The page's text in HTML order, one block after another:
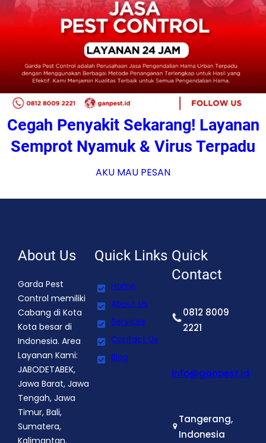
Cegah Penyakit Sekarang! Layanan
Semprot Nyamuk & Virus Terpadu
AKU MAU PESAN
About Us
Garda Pest
Control memiliki
Cabang di Kota
Kota besar di
Indonesia. Area
Layanan Kami:
JABODETABEK,
Jawa Barat, Jawa
Tengah, Jawa
Timur, Bali,
Sumatera,
Quick Links
Home
About Us
Services
Contact Us
Blog
Quick
Contact
0812 8009
2221
info@ganpest.id
Tangerang,
Indonesia